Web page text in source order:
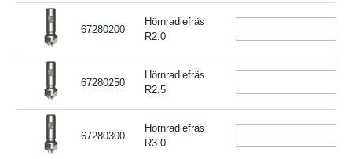
67280200
Hörnradiefräs
R2.0
67280250
Hörnradiefräs
R2.5
67280300
Hörnradiefräs
R3.0